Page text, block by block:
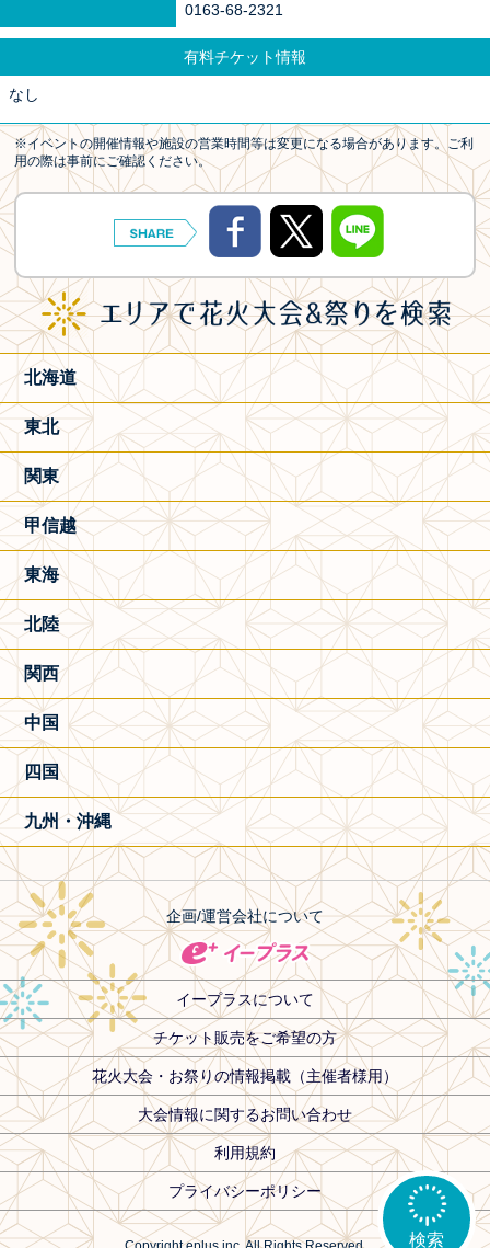
0163-68-2321
有料チケット情報
なし
※イベントの開催情報や施設の営業時間等は変更になる場合があります。ご利
用の際は事前にご確認ください。
北海道
東北
関東
甲信越
東海
北陸
関西
中国
四国
九州・沖縄
企画/運営会社について
イープラスについて
チケット販売をご希望の方
花火大会・お祭りの情報掲載（主催者様用）
大会情報に関するお問い合わせ
利用規約
プライバシーポリシー
検索